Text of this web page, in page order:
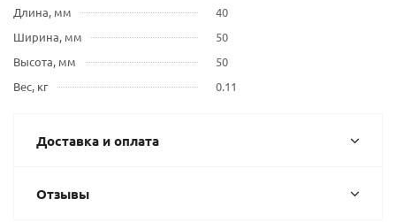
Длина, мм
40
Ширина, мм
50
Высота, мм
50
Вес, кг
0.11
Доставка и оплата
Отзывы